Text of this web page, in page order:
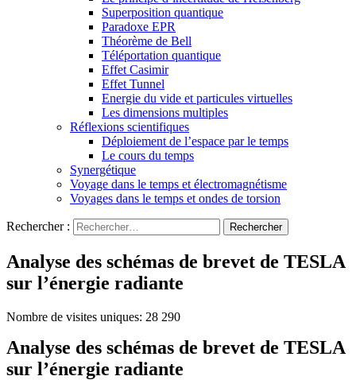
Superposition quantique
Paradoxe EPR
Théorème de Bell
Téléportation quantique
Effet Casimir
Effet Tunnel
Energie du vide et particules virtuelles
Les dimensions multiples
Réflexions scientifiques
Déploiement de l’espace par le temps
Le cours du temps
Synergétique
Voyage dans le temps et électromagnétisme
Voyages dans le temps et ondes de torsion
Rechercher :
Analyse des schémas de brevet de TESLA
sur l’énergie radiante
Nombre de visites uniques: 28 290
Analyse des schémas de brevet de TESLA
sur l’énergie radiante